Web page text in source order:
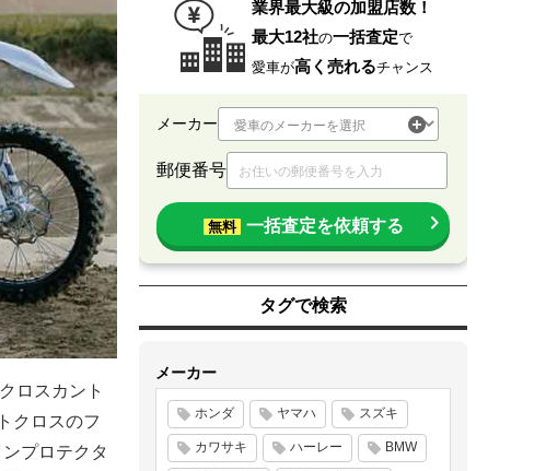
ロスカント
クロスのフ
プロテクタ
業界最大級の加盟店数！
最大12社の一括査定で
愛車が高く売れるチャンス
メーカー
郵便番号
無料 一括査定を依頼する
タグで検索
メーカー
ホンダ ヤマハ スズキ
カワサキ ハーレー BMW